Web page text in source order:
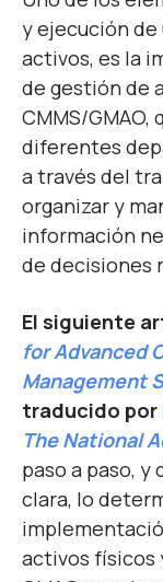
y ejecución
activos, es la
de gestión de
CMMS/
diferentes
a través del
organizar y
información
de decisiones
El siguiente
for Advanced
Management
traducido por
The National
paso a paso,
clara, lo
activos físicos